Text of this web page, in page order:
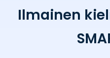
Ilmainen